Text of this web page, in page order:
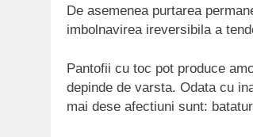
De asemenea purtarea
imbolnavirea ireversibila a
Pantofii cu toc pot produce
depinde de varsta. Odata cu
mai dese afectiuni sunt: